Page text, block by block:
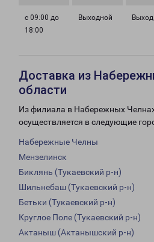
с 09:00 до
18:00
Выходной
Доставка из
области
Из филиала в Набережных
осуществляется в следующие
Набережные Челны
Мензелинск
Биклянь (Тукаевский р-н)
Шильнебаш (Тукаевский р-н)
Бетьки (Тукаевский р-н)
Круглое Поле (Тукаевский р-н)
Актаныш (Актанышский р-н)